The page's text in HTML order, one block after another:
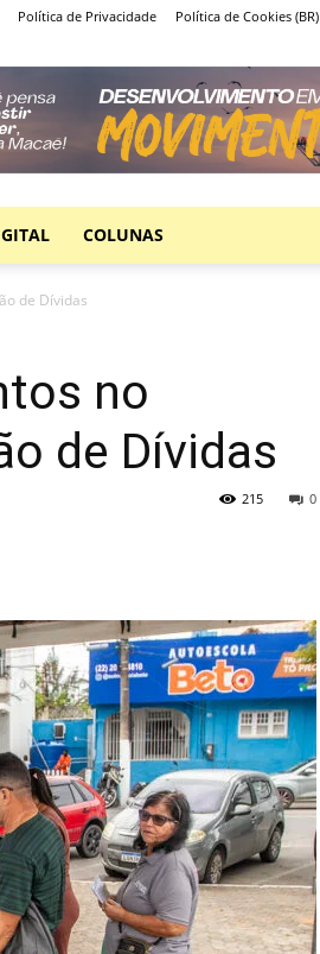
Política de Privacidade Política de Cookies (BR)
COLUNAS
de Dívidas
no
de Dívidas
0
215